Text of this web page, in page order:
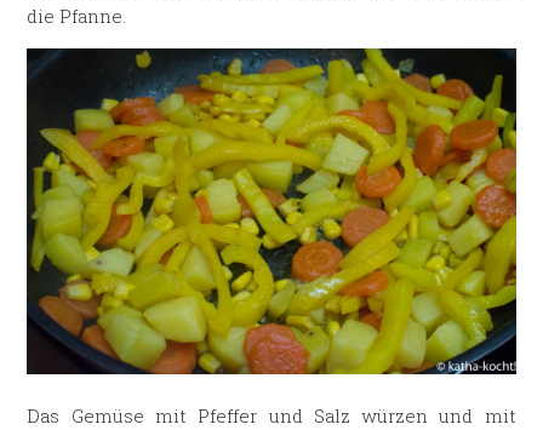
die Pfanne.
Das Gemüse mit Pfeffer und Salz würzen und mit